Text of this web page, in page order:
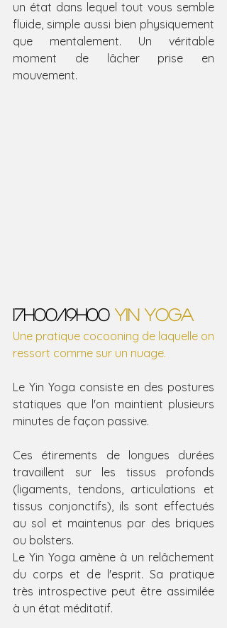
un état dans lequel tout vous semble
fluide, simple aussi bien physiquement
que mentalement. Un véritable
moment de lâcher prise en
mouvement.
17h00/19h00 YIN YOGA
Une pratique cocooning de laquelle on
ressort comme sur un nuage.
Le Yin Yoga consiste en des postures
statiques que l'on maintient plusieurs
minutes de façon passive.
Ces étirements de longues durées
travaillent sur les tissus profonds
(ligaments, tendons, articulations et
tissus conjonctifs), ils sont effectués
au sol et maintenus par des briques
ou bolsters.
Le Yin Yoga amène à un relâchement
du corps et de l'esprit. Sa pratique
très introspective peut être assimilée
à un état méditatif.